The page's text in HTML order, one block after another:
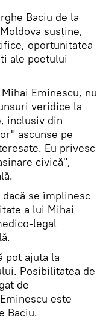
Baciu de la
susține,
oportunitatea
ale poetului
Eminescu, nu
veridice la
inclusiv din
ascunse pe
Eu privesc
civică",
se împlinesc
a lui Mihai
legal
pot ajuta la
Posibilitatea de
de
este
Baciu.